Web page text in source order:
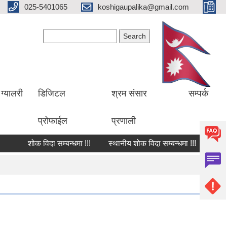
025-5401065 koshigaupalika@gmail.com
ग्यालरी डिजिटल
प्रोफाईल
श्रम संसार
प्रणाली
सम्पर्क
शोक विदा सम्बन्धमा !!! स्थानीय शोक विदा सम्बन्धमा !!! शोक